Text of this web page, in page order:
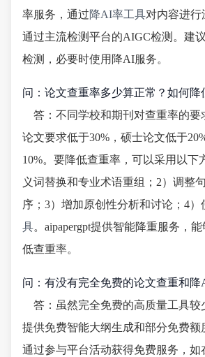
率服务，通过降AI率工具对内容进行
通过主流检测平台的AIGC检测。建
检测，必要时使用降AI服务。
问：论文查重率多少算正常？如何降
答：不同学校和期刊对查重率的要
论文要求低于30%，硕士论文低于
10%。要降低查重率，可以采用以下
义词替换和专业术语重组；2）调整
序；3）增加原创性分析和讨论；4）
具。aipapergpt提供智能降重服务，
低查重率。
问：有没有完全免费的论文查重和降
答：虽然完全免费的高质量工具较
提供免费智能大纲生成和部分免费额
通过参与平台活动获得免费服务，如